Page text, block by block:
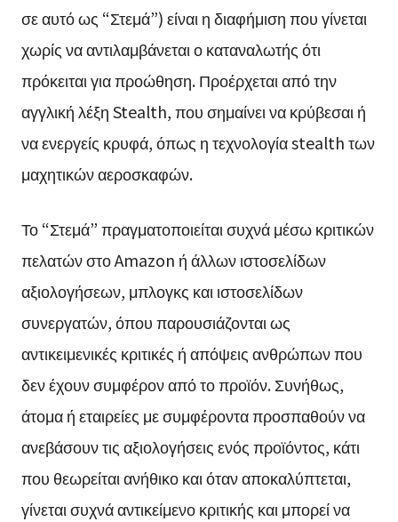
σε αυτό ως “Στεμά”) είναι η διαφήμιση που γίνεται
χωρίς να αντιλαμβάνεται ο καταναλωτής ότι
πρόκειται για προώθηση. Προέρχεται από την
αγγλική λέξη Stealth, που σημαίνει να κρύβεσαι ή
να ενεργείς κρυφά, όπως η τεχνολογία stealth των
μαχητικών αεροσκαφών.
Το “Στεμά” πραγματοποιείται συχνά μέσω κριτικών
πελατών στο Amazon ή άλλων ιστοσελίδων
αξιολογήσεων, μπλογκς και ιστοσελίδων
συνεργατών, όπου παρουσιάζονται ως
αντικειμενικές κριτικές ή απόψεις ανθρώπων που
δεν έχουν συμφέρον από το προϊόν. Συνήθως,
άτομα ή εταιρείες με συμφέροντα προσπαθούν να
ανεβάσουν τις αξιολογήσεις ενός προϊόντος, κάτι
που θεωρείται ανήθικο και όταν αποκαλύπτεται,
γίνεται συχνά αντικείμενο κριτικής και μπορεί να